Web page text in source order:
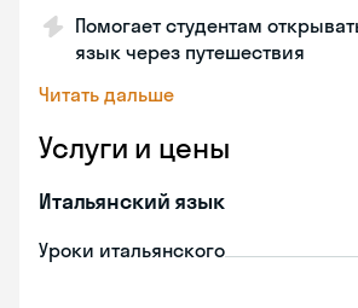
Помогает студентам
язык через путешествия
Читать дальше
Услуги и цены
Итальянский язык
Уроки итальянского